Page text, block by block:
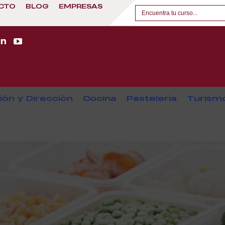
BLOG EMPRESAS
y Dirección Cocina Pastelería